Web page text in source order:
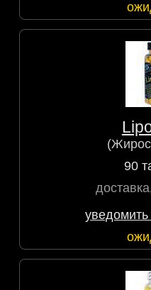
90
доставка